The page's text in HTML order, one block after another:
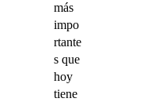
más
impo
rtante
s que
hoy
tiene